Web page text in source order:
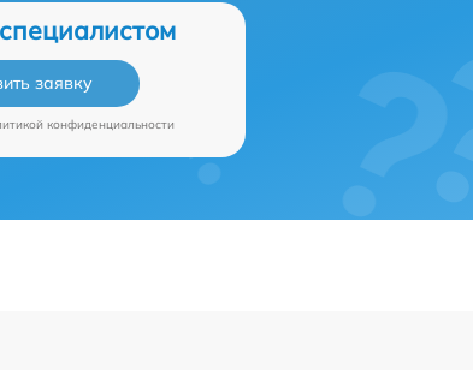
заявку
конфиденциальности